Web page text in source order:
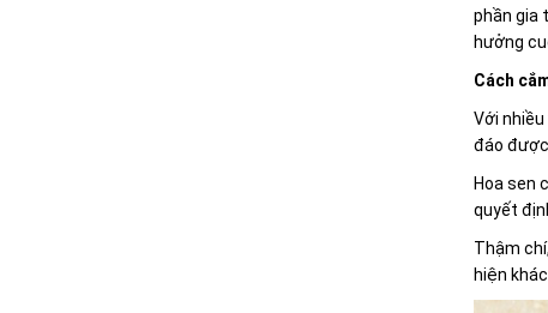
phần gia
hưởng
Cách
Với
đáo
Hoa sen
quyết
Thậm
hiện